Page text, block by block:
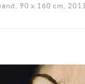
90 x 160 cm, 2011